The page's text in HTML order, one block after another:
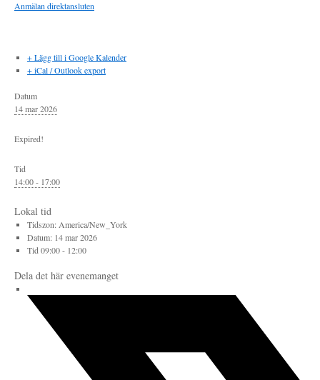
Anmälan direktansluten
+ Lägg till i Google Kalender
+ iCal / Outlook export
Datum
14 mar 2026
Expired!
Tid
14:00 - 17:00
Lokal tid
Tidszon: America/New_York
Datum: 14 mar 2026
Tid 09:00 - 12:00
Dela det här evenemanget